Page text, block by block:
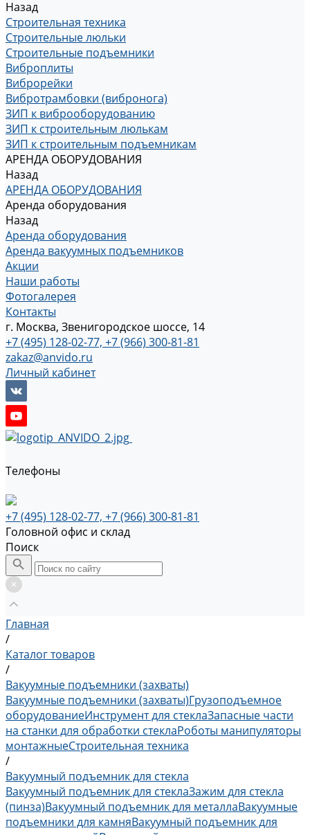
Назад
Строительная техника
Строительные люльки
Строительные подъемники
Виброплиты
Виброрейки
Вибротрамбовки (вибронога)
ЗИП к виброоборудованию
ЗИП к строительным люлькам
ЗИП к строительным подъемникам
АРЕНДА ОБОРУДОВАНИЯ
Назад
АРЕНДА ОБОРУДОВАНИЯ
Аренда оборудования
Назад
Аренда оборудования
Аренда вакуумных подъемников
Акции
Наши работы
Фотогалерея
Контакты
г. Москва, Звенигородское шоссе, 14
+7 (495) 128-02-77, +7 (966) 300-81-81
zakaz@anvido.ru
Личный кабинет
Телефоны
+7 (495) 128-02-77, +7 (966) 300-81-81
Головной офис и склад
Поиск
Главная
/
Каталог товаров
/
Вакуумные подъемники (захваты)
Вакуумные подъемники (захваты)Грузоподъемное
оборудованиеИнструмент для стеклаЗапасные части
на станки для обработки стеклаРоботы манипуляторы
монтажныеСтроительная техника
/
Вакуумный подъемник для стекла
Вакуумный подъемник для стеклаЗажим для стекла
(пинза)Вакуумный подъемник для металлаВакуумные
подъемники для камняВакуумный подъемник для